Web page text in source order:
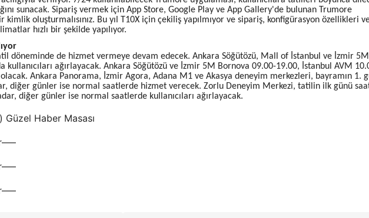
sunacak. Sipariş vermek için App Store, Google Play ve App Gallery'de bulunan Trumore
kimlik oluşturmalısınız. Bu yıl T10X için çekiliş yapılmıyor ve sipariş, konfigürasyon özellikleri
hızlı bir şekilde yapılıyor.
döneminde de hizmet vermeye devam edecek. Ankara Söğütözü, Mall of İstanbul ve İzmir 5M
kullanıcıları ağırlayacak. Ankara Söğütözü ve İzmir 5M Bornova 09.00-19.00, İstanbul AVM
Ankara Panorama, İzmir Agora, Adana M1 ve Akasya deneyim merkezleri, bayramın 1.
diğer günler ise normal saatlerde hizmet verecek. Zorlu Deneyim Merkezi, tatilin ilk günü
diğer günler ise normal saatlerde kullanıcıları ağırlayacak.
Haber Masası